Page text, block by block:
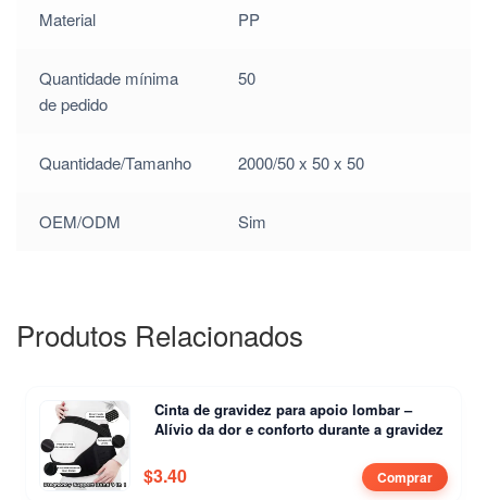
Material PP
Quantidade mínima
de pedido
50
Quantidade/Tamanho 2000/50 x 50 x 50
OEM/ODM Sim
Produtos Relacionados
Cinta de gravidez para apoio lombar –
Alívio da dor e conforto durante a gravidez
$3.40 Comprar